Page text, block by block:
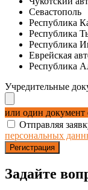
Севастополь
Республика
Республика
Республика
Еврейская
Республика
Учредительные
или один документ
Отправляя
персональных
Регистрация
Задайте